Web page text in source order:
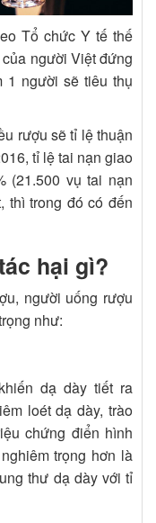
Tổ chức Y tế thế
người Việt đứng
1 người sẽ tiêu thụ
rượu sẽ tỉ lệ thuận
tỉ lệ tai nạn giao
(21.500 vụ tai nạn
thì trong đó có đến
hại gì?
người uống rượu
như:
dạ dày tiết ra
loét dạ dày, trào
chứng điển hình
trọng hơn là
thư dạ dày với tỉ